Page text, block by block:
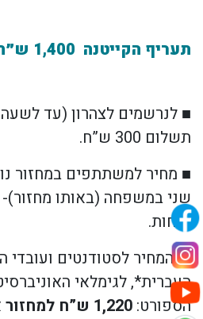
תעריף הקייטנה 1,400
■ לנרשמים לצהרון (עד לשעה 16:00) –
תשלום 300 ש”ח.
■ מחיר למשתתפים במחזור
שניבמשפחה (באותו מחזור)-
הנחות.
■ המחיר לסטודנטים ועובדי
העברית*, לגימלאי
הספורט: 1,220 ש”ח